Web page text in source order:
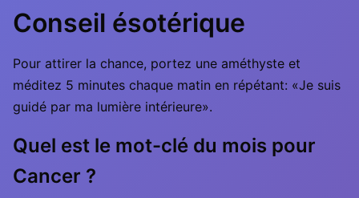
Conseil ésotérique
Pour attirer la chance, portez une améthyste et
méditez 5 minutes chaque matin en répétant: «Je suis
guidé par ma lumière intérieure».
Quel est le mot-clé du mois pour
Cancer ?